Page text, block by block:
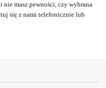
masz pewności, czy wybrana
się z nami telefonicznie lub